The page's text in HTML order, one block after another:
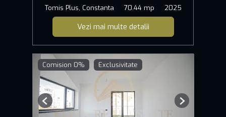
Tomis Plus, Constanta 70.44 mp 2025
Vezi mai multe detalii
Comision 0% Exclusivitate
Previous Next